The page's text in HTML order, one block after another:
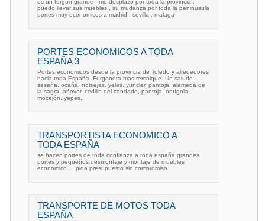
es un furgon grande , me desplazo por toda la provincia ,
puedo llevar sus muebles , su mudanza por toda la peninusula
portes muy economicos a madrid , sevilla , malaga
PORTES ECONOMICOS A TODA
ESPAÑA 3
Portes economicos desde la provincia de Toledo y alrededores
hacia toda España. Furgoneta mas remolque. Un saludo.
seseña, ocaña, noblejas, yeles, yuncler, pantoja, alameda de
la sagra, añover, cedillo del condado, pantoja, ontígola,
mocejón, yepes,
TRANSPORTISTA ECONOMICO A
TODA ESPAÑA
se hacen portes de toda confianza a toda españa grandes
portes y pequeños desmontaje y montaje de muebles
economico . . pida presupuesto sin compromiso
TRANSPORTE DE MOTOS TODA
ESPAÑA